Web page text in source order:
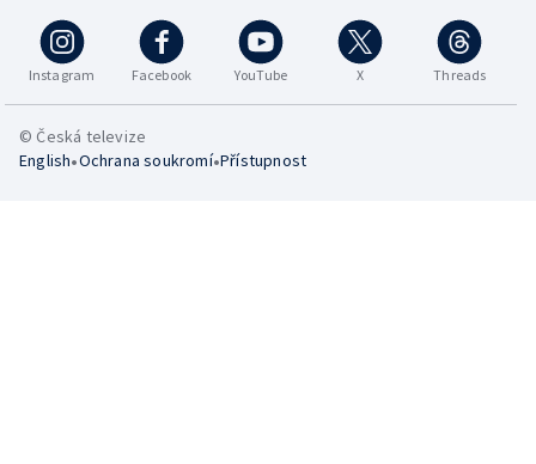
Instagram Facebook YouTube X Threads
© Česká televize
English•Ochrana soukromí•Přístupnost